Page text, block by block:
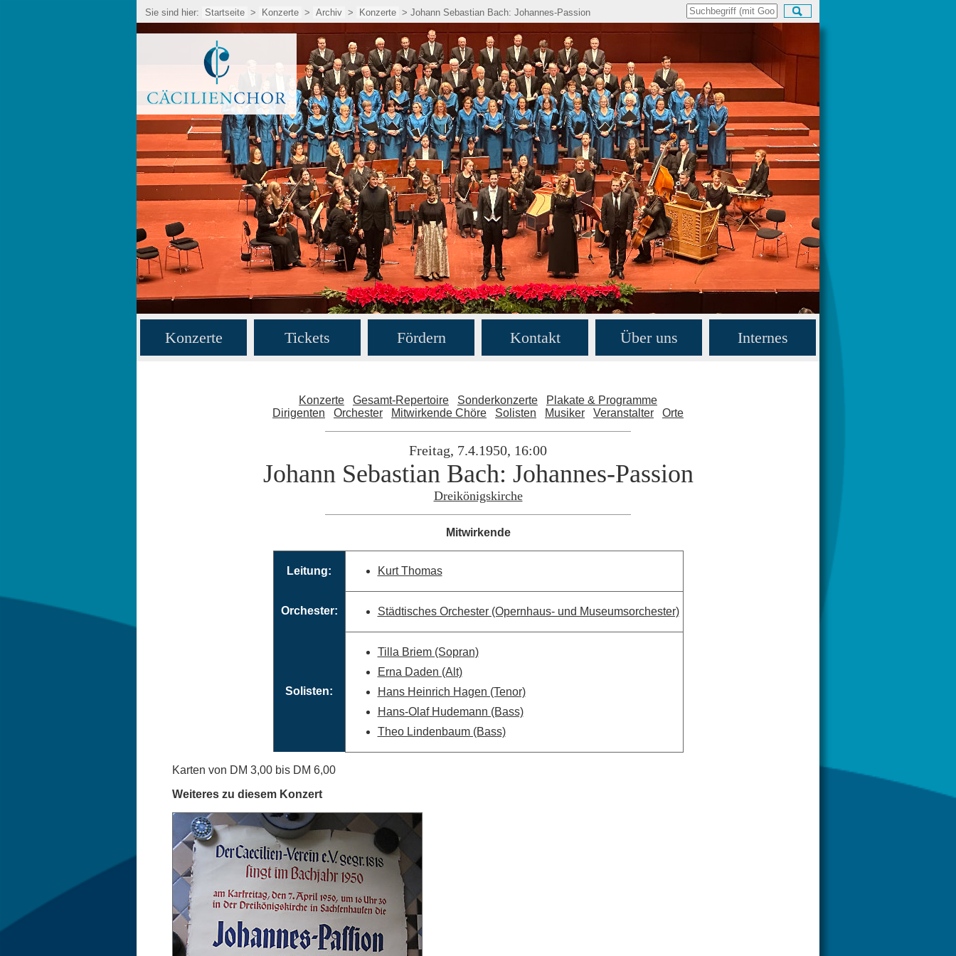
Sie sind hier: Startseite > Konzerte > Archiv > Konzerte > Johann Sebastian Bach: Johannes-Passion
Konzerte Tickets Fördern Kontakt Über uns Internes
Konzerte Gesamt-Repertoire Sonderkonzerte
Plakate & Programme
Dirigenten
Orchester Mitwirkende Chöre Solisten Musiker Veranstalter Orte
Freitag, 7.4.1950, 16:00
Johann Sebastian Bach: Johannes-Passion
Dreikönigskirche
Mitwirkende
Leitung: Kurt Thomas
Orchester: Städtisches Orchester (Opernhaus- und Museumsorchester)
Solisten:
Tilla Briem (Sopran)
Erna Daden (Alt)
Hans Heinrich Hagen (Tenor)
Hans-Olaf Hudemann (Bass)
Theo Lindenbaum (Bass)
Karten von DM 3,00 bis DM 6,00
Weiteres zu diesem Konzert